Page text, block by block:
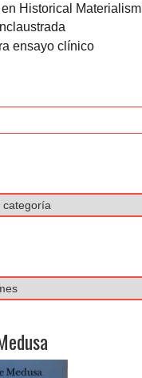
Historical Materialism
ensayo clínico